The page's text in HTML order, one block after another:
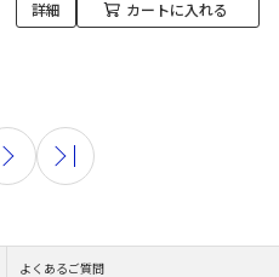
詳細 カートに入れる
よくあるご質問